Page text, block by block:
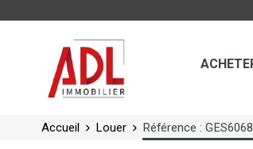
Accueil Louer Référence :